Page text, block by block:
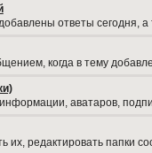
ответы сегодня,
когда в тему
аватаров,
их, редактировать папки